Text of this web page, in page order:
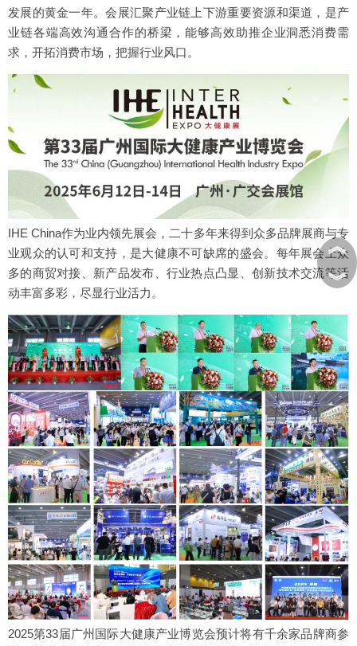
发展的黄金一年。会展汇聚产业链上下游重要资源和渠道，是产
业链各端高效沟通合作的桥梁，能够高效助推企业洞悉消费需
求，开拓消费市场，把握行业风口。
IHE China作为业内领先展会，二十多年来得到众多品牌展商与专
业观众的认可和支持，是大健康不可缺席的盛会。每年展会上众
多的商贸对接、新产品发布、行业热点凸显、创新技术交流等活
动丰富多彩，尽显行业活力。
2025第33届广州国际大健康产业博览会预计将有千余家品牌商参
︽
︾